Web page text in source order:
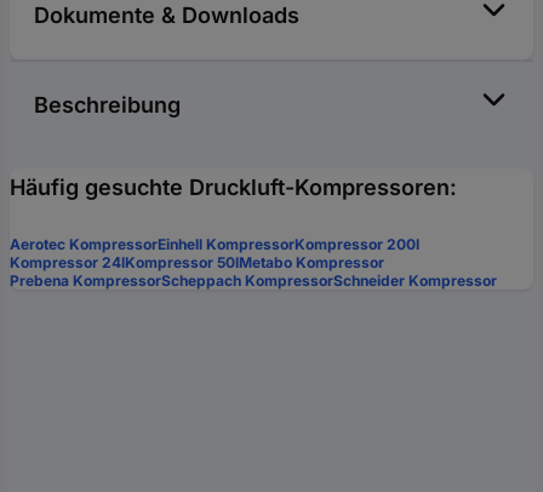
Dokumente & Downloads
Beschreibung
Häufig gesuchte Druckluft-Kompressoren:
Aerotec KompressorEinhell KompressorKompressor 200l
Kompressor 24lKompressor 50lMetabo Kompressor
Prebena KompressorScheppach KompressorSchneider Kompressor